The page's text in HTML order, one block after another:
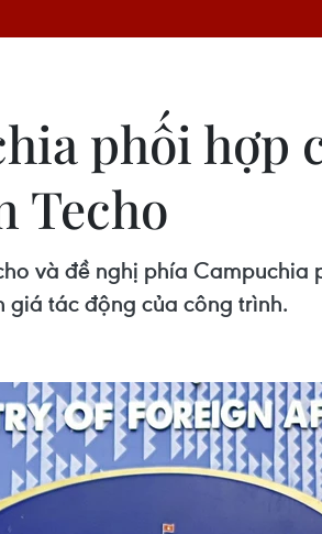
phối hợp
Techo
và đề nghị phía
giá tác động của công trình.